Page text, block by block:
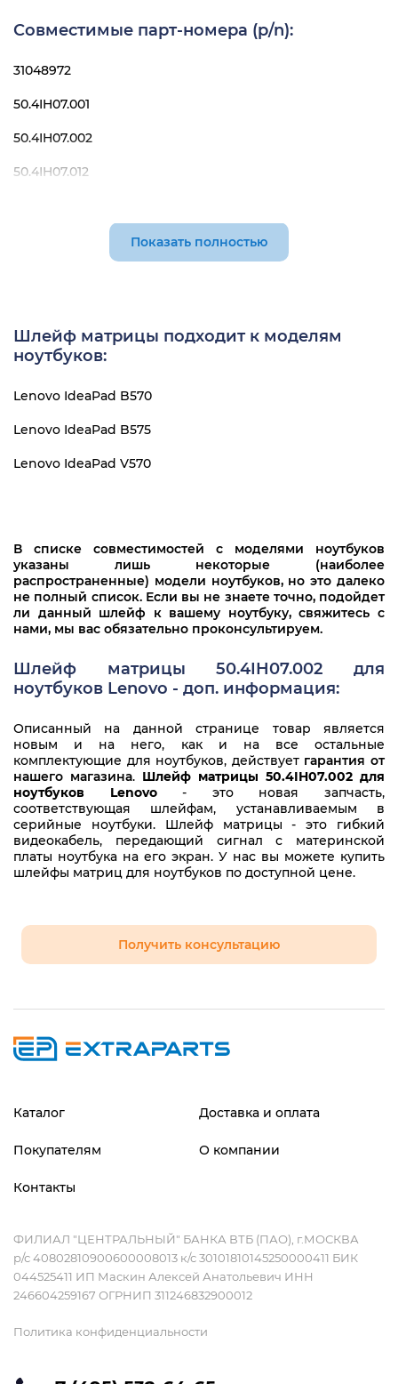
Совместимые парт-номера (p/n):
31048972
50.4IH07.001
50.4IH07.002
50.4IH07.012
Показать полностью
Шлейф матрицы подходит к моделям
ноутбуков:
Lenovo IdeaPad B570
Lenovo IdeaPad B575
Lenovo IdeaPad V570
В списке совместимостей с моделями ноутбуков
указаны лишь некоторые (наиболее
распространенные) модели ноутбуков, но это далеко
не полный список. Если вы не знаете точно, подойдет
ли данный шлейф к вашему ноутбуку, свяжитесь с
нами, мы вас обязательно проконсультируем.
Шлейф матрицы 50.4IH07.002 для
ноутбуков Lenovo - доп. информация:
Описанный на данной странице товар является
новым и на него, как и на все остальные
комплектующие для ноутбуков, действует гарантия от
нашего магазина. Шлейф матрицы 50.4IH07.002 для
ноутбуков Lenovo- это новая запчасть,
соответствующая шлейфам, устанавливаемым в
серийные ноутбуки. Шлейф матрицы - это гибкий
видеокабель, передающий сигнал с материнской
платы ноутбука на его экран. У нас вы можете купить
шлейфы матриц для ноутбуков по доступной цене.
Получить консультацию
Каталог Доставка и оплата
Покупателям О компании
Контакты
ФИЛИАЛ "ЦЕНТРАЛЬНЫЙ" БАНКА ВТБ (ПАО), г.МОСКВА
р/с 40802810900600008013 к/с 30101810145250000411 БИК
044525411 ИП Маскин Алексей Анатольевич ИНН
246604259167 ОГРНИП 311246832900012
Политика конфиденциальности